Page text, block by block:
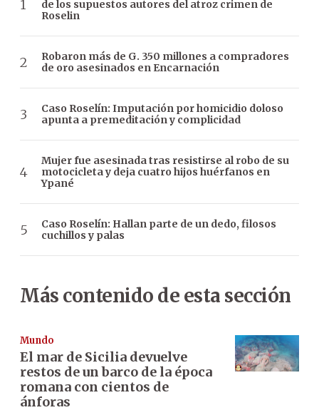
de los supuestos autores del atroz crimen de
Roselin
Robaron más de G. 350 millones a compradores
de oro asesinados en Encarnación
Caso Roselín: Imputación por homicidio doloso
apunta a premeditación y complicidad
Mujer fue asesinada tras resistirse al robo de su
motocicleta y deja cuatro hijos huérfanos en
Ypané
Caso Roselín: Hallan parte de un dedo, filosos
cuchillos y palas
Más contenido de esta sección
Mundo
El mar de Sicilia devuelve
restos de un barco de la época
romana con cientos de
ánforas